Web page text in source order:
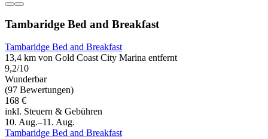
Tambaridge Bed and Breakfast
Tambaridge Bed and Breakfast
13,4 km von Gold Coast City Marina entfernt
9,2/10
Wunderbar
(97 Bewertungen)
168 €
inkl. Steuern & Gebühren
10. Aug.–11. Aug.
Tambaridge Bed and Breakfast